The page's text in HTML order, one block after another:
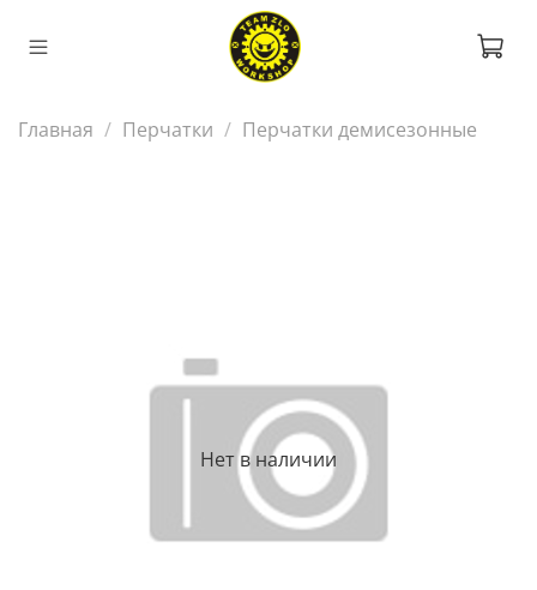
Главная Перчатки Перчатки демисезонные
Нет в наличии